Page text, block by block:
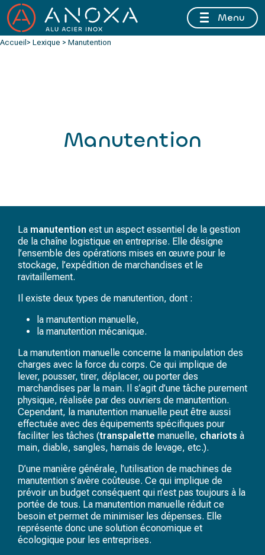
FERMETURE ESTIVALE DU 10 AU 16 AOÛT 2026 INCLUSMenu
Accueil > Lexique > Manutention
Manutention
La manutention est un aspect essentiel de la gestion
de la chaîne logistique en entreprise. Elle désigne
l’ensemble des opérations mises en œuvre pour le
stockage, l’expédition de marchandises et le
ravitaillement.
Il existe deux types de manutention, dont :
la manutention manuelle,
la manutention mécanique.
La manutention manuelle concerne la manipulation des
charges avec la force du corps. Ce qui implique de
lever, pousser, tirer, déplacer, ou porter des
marchandises par la main. Il s’agit d’une tâche purement
physique, réalisée par des ouvriers de manutention.
Cependant, la manutention manuelle peut être aussi
effectuée avec des équipements spécifiques pour
faciliter les tâches (transpalette manuelle, chariots à
main, diable, sangles, harnais de levage, etc.).
D’une manière générale, l’utilisation de machines de
manutention s’avère coûteuse. Ce qui implique de
prévoir un budget conséquent qui n’est pas toujours à la
portée de tous. La manutention manuelle réduit ce
besoin et permet de minimiser les dépenses. Elle
représente donc une solution économique et
écologique pour les entreprises.